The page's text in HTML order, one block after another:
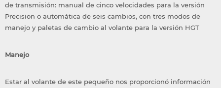
de transmisión: manual de cinco velocidades para la versión
Precision o automática de seis cambios, con tres modos de
manejo y paletas de cambio al volante para la versión HGT
Manejo
Estar al volante de este pequeño nos proporcionó información